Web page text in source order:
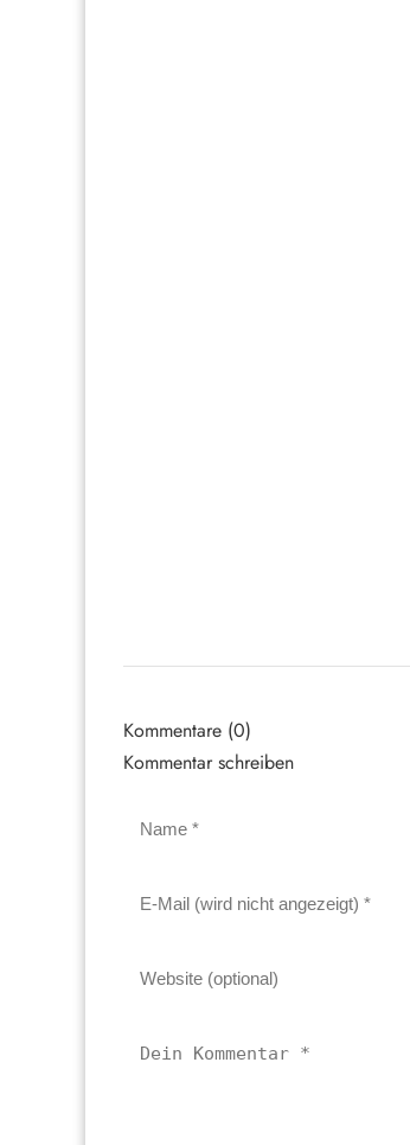
Kommentare (0)
Kommentar schreiben